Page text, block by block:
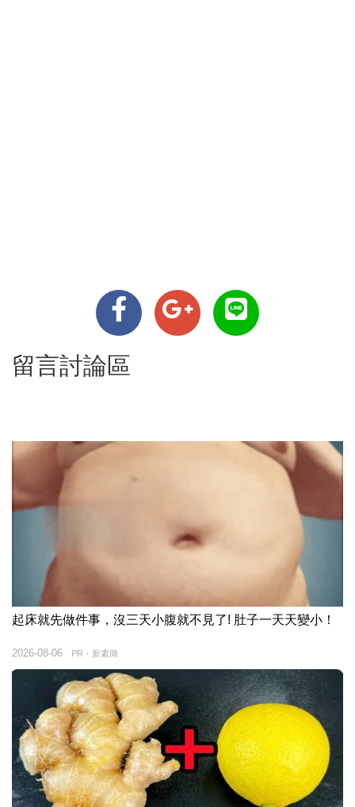
留言討論區
起床就先做件事，沒三天小腹就不見了! 肚子一天天變小！
PR・新素簡
2026-08-06